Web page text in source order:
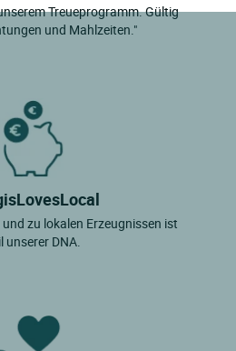
Treueprogramm. Gültig
und Mahlzeiten."
und zu lokalen Erzeugnissen ist
unserer DNA.